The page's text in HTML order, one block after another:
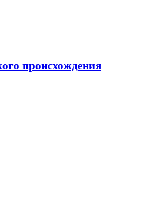
происхождения